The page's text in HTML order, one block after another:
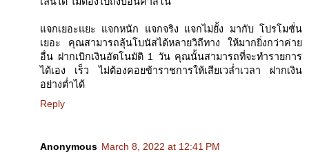
แจกเยอะแยะ แจกหนัก แจกจริง แจกไม่ยั้ง มากับ โปรโมชั่น
เยอะ คุณสามารถลุ้นโบนัสได้หลายวิถีทาง ให้มากยิ่งกว่าค่าย
อื่น ฝากเบิกเงินอัตโนมัติ 1 วัน คุณนั้นสามารถที่จะทำรายการ
ได้เอง เร็ว ไม่ต้องคอยข้าราชการให้เสียเวล่ำเวลา ฝากเงิน
อย่างต่ำได้
Reply
Anonymous March 8, 2022 at 12:41 PM